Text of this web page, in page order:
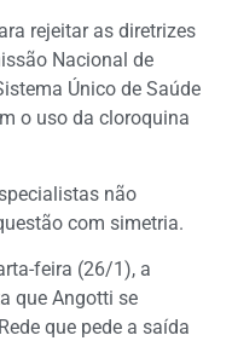
rejeitar as diretrizes
Nacional de
Único de Saúde
o uso da cloroquina
não
com simetria.
feira (26/1), a
que Angotti se
que pede a saída